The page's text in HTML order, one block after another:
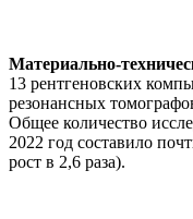
Материально-
13 рентгеновских
резонансных
Общее количество
2022 год составило
рост в 2,6 раза).